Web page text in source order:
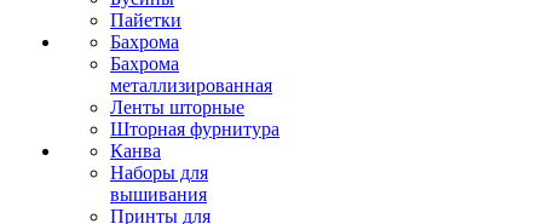
Пайетки
Бахрома
Бахрома
металлизированная
Ленты шторные
Шторная фурнитура
Канва
Наборы для
вышивания
Принты для